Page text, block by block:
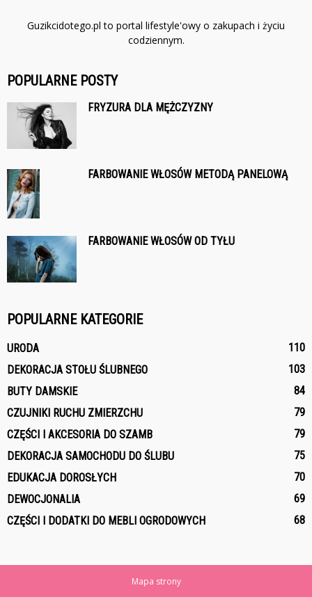
Guzikcidotego.pl to portal lifestyle'owy o zakupach i życiu
codziennym.
POPULARNE POSTY
FRYZURA DLA MĘŻCZYZNY
FARBOWANIE WŁOSÓW METODĄ PANELOWĄ
FARBOWANIE WŁOSÓW OD TYŁU
POPULARNE KATEGORIE
URODA
110
DEKORACJA STOŁU ŚLUBNEGO
103
BUTY DAMSKIE
84
CZUJNIKI RUCHU ZMIERZCHU
79
CZĘŚCI I AKCESORIA DO SZAMB
79
DEKORACJA SAMOCHODU DO ŚLUBU
75
EDUKACJA DOROSŁYCH
70
DEWOCJONALIA
69
CZĘŚCI I DODATKI DO MEBLI OGRODOWYCH
68
Mapa strony